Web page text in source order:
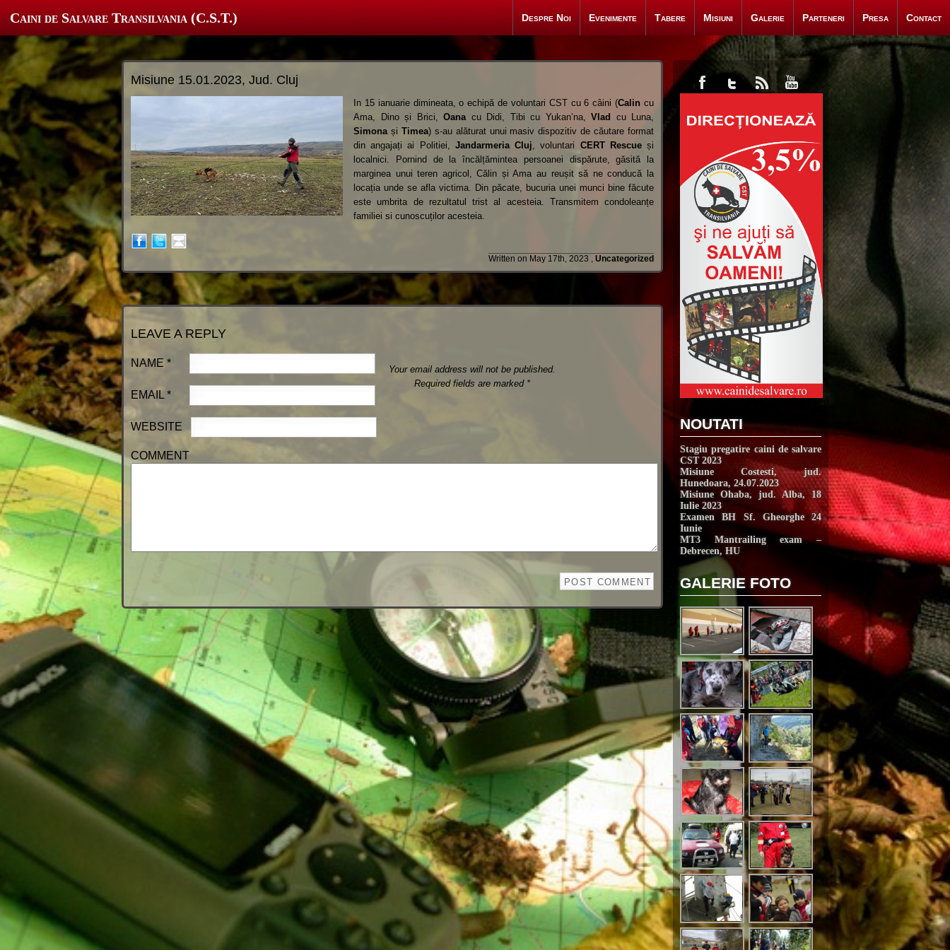
NOUTATI
Stagiu pregatire caini de salvare
CST 2023
Misiune Costesti, jud.
Hunedoara, 24.07.2023
Misiune Ohaba, jud. Alba, 18
Iulie 2023
Examen BH Sf. Gheorghe 24
Iunie
MT3 Mantrailing exam –
Debrecen, HU
GALERIE FOTO
Misiune 15.01.2023, Jud. Cluj
In 15 ianuarie dimineata, o echipă de voluntari CST cu 6 câini (Calin cu
Ama, Dino și Brici, Oanacu Didi, Tibi cu Yukan’na, Vlad
cu Luna,
Simonași Timea) s-au alăturat unui masiv dispozitiv de căutare format
din angajați ai Politiei, Jandarmeria Cluj, voluntari CERT Rescueși
localnici. Pornind de la încălțămintea persoanei dispărute, găsită la
marginea unui teren agricol, Călin și Ama au reușit să ne conducă la
locația unde se afla victima. Din păcate, bucuria unei munci bine făcute
este umbrita de rezultatul trist al acesteia. Transmitem condoleanțe
familiei si cunoscuților acesteia.
Written on May 17th, 2023 , Uncategorized
LEAVE A REPLY
Your email address will not be published.
Required fields are marked *
NAME *
EMAIL *
WEBSITE
COMMENT
Despre Noi Evenimente Tabere Misiuni Galerie Parteneri Presa Contact
Caini de Salvare Transilvania (C.S.T.)